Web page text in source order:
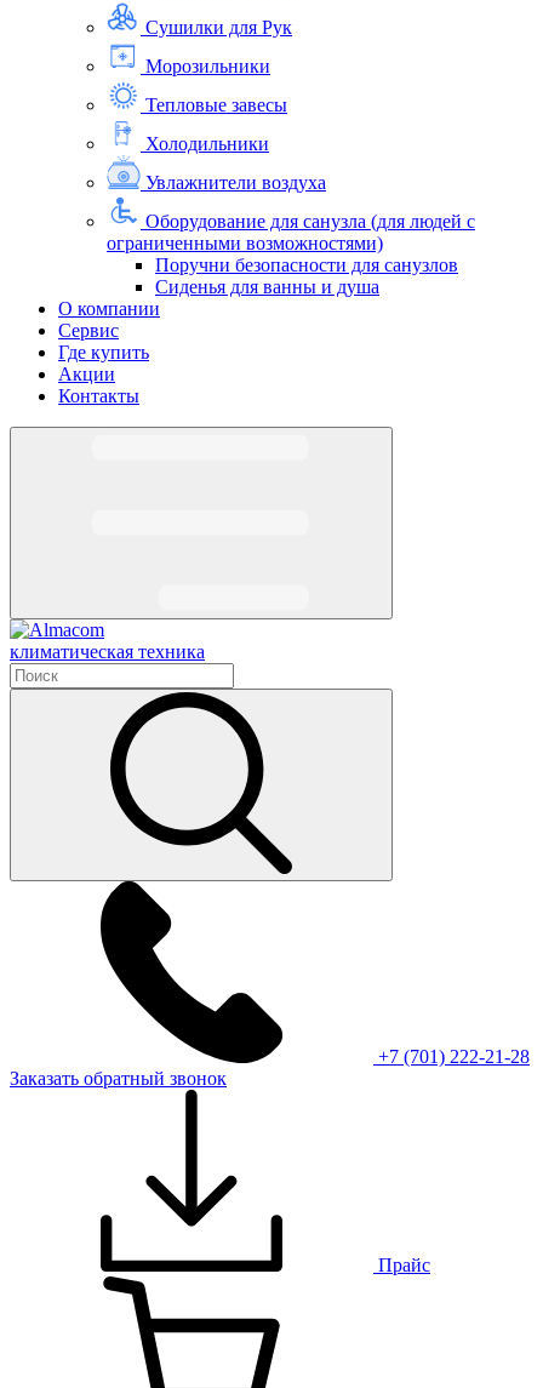
Сушилки для Рук
Морозильники
Тепловые завесы
Холодильники
Увлажнители воздуха
Оборудование для санузла (для людей с
ограниченными возможностями)
Поручни безопасности для санузлов
Сиденья для ванны и душа
О компании
Сервис
Где купить
Акции
Контакты
климатическая техника
+7 (701) 222-21-28
Заказать обратный звонок
Прайс